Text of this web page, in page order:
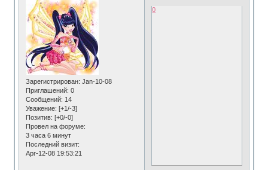
Зарегистрирован: Jan-10-08
Приглашений: 0
Сообщений: 14
Уважение: [+1/-3]
Позитив: [+0/-0]
Провел на форуме:
3 часа 6 минут
Последний визит:
Apr-12-08 19:53:21
0